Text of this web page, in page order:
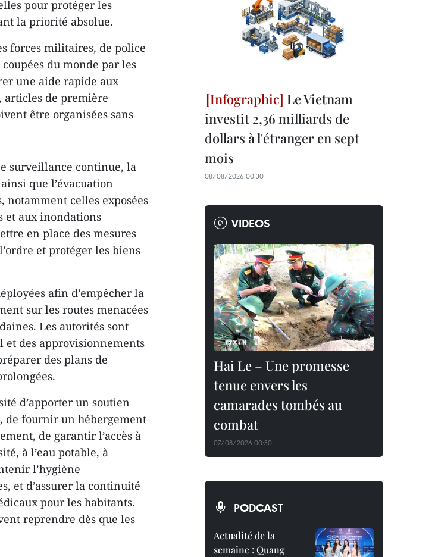
pour protéger les
la priorité absolue.
forces militaires, de police
du monde par les
une aide rapide aux
articles de première
être organisées sans
surveillance continue, la
que l’évacuation
notamment celles exposées
et aux inondations
en place des mesures
et protéger les biens
afin d’empêcher la
sur les routes menacées
Les autorités sont
des approvisionnements
des plans de
d’apporter un soutien
de fournir un hébergement
de garantir l’accès à
à l’eau potable, à
l’hygiène
et d’assurer la continuité
pour les habitants.
reprendre dès que les
Le Vietnam
investit 2,36 milliards de
dollars à l'étranger en sept
mois
08/08/2026 00:30
VIDEOS
Hai Le – Une promesse
tenue envers les
camarades tombés au
combat
07/08/2026 00:30
PODCAST
Actualité de la
semaine : Quang